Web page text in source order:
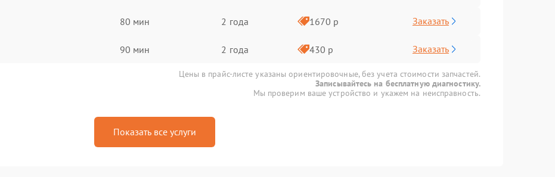
80 мин 2 года 1670 р Заказать
90 мин 2 года 430 р Заказать
Цены в прайс-листе указаны ориентировочные, без учета стоимости запчастей.
Записывайтесь на бесплатную диагностику.
Мы проверим ваше устройство и укажем на неисправность.
Показать все услуги